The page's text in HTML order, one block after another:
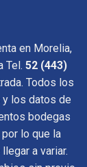
en Morelia,
Tel. 52 (443)
Todos los
los datos de
bodegas
lo que la
a variar.